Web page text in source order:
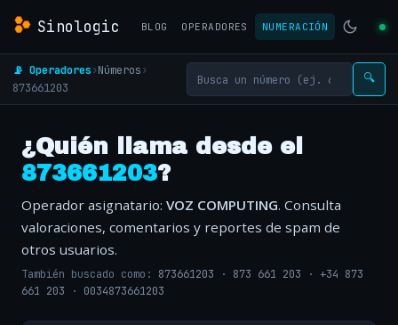
Sinologic BLOG OPERADORES NUMERACIÓN
📡 Operadores›Números›
873661203
🔍
¿Quién llama desde el
873661203?
Operador asignatario: VOZ COMPUTING. Consulta
valoraciones, comentarios y reportes de spam de
otros usuarios.
También buscado como: 873661203 · 873 661 203 · +34 873
661 203 · 0034873661203